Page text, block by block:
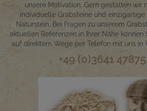
unsere Motivation. Gern gestalten wir
individuelle Grabsteine und
Naturstein. Bei Fragen zu unserem
aktuellen Referenzen in Ihrer Nähe können
auf direktem Wege per Telefon mit uns in
+49 (0)3641